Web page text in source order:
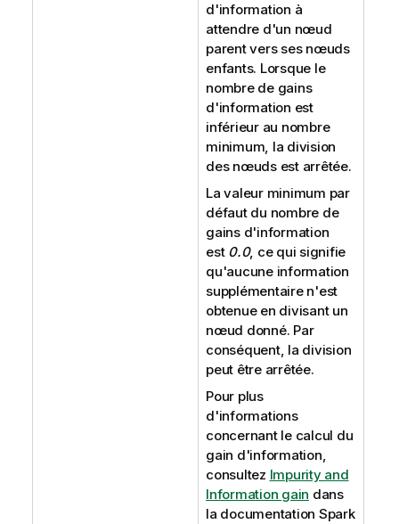
d'information à
attendre d'un nœud
parent vers ses nœuds
enfants. Lorsque le
nombre de gains
d'information est
inférieur au nombre
minimum, la division
des nœuds est arrêtée.
La valeur minimum par
défaut du nombre de
gains d'information
est 0.0, ce qui signifie
qu'aucune information
supplémentaire n'est
obtenue en divisant un
nœud donné. Par
conséquent, la division
peut être arrêtée.
Pour plus
d'informations
concernant le calcul du
gain d'information,
consultez Impurity and
Information gain dans
la documentation Spark